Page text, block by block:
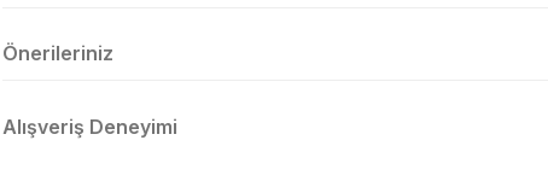
Önerileriniz
Alışveriş Deneyimi